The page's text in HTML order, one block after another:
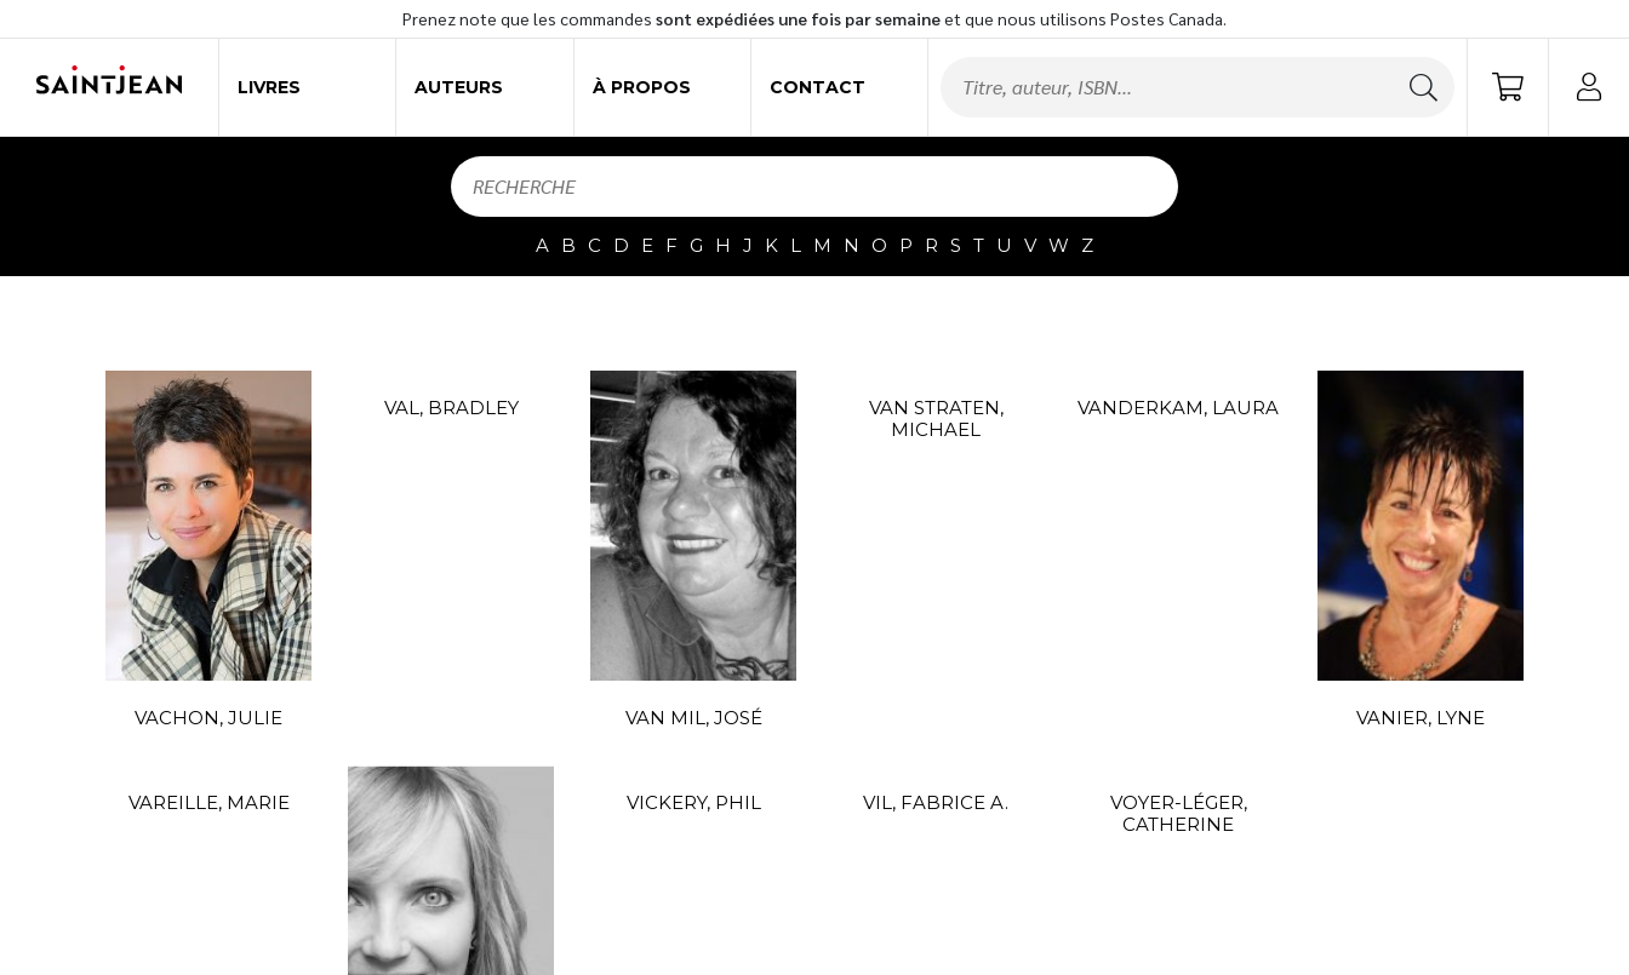
Prenez note que les commandes sont expédiées une fois par semaineet que nous utilisons Postes Canada.
LIVRES AUTEURS À PROPOS CONTACT
Recherche
pour :
A B C D E F G H J K L M N O P R S T U V W Z
VACHON, JULIE
VAL, BRADLEY
VAN MIL, JOSÉ
VAN STRATEN,
MICHAEL
VANDERKAM, LAURA
VANIER, LYNE
VAREILLE, MARIE VICKERY, PHIL VIL, FABRICE A.
VOYER-LÉGER,
CATHERINE